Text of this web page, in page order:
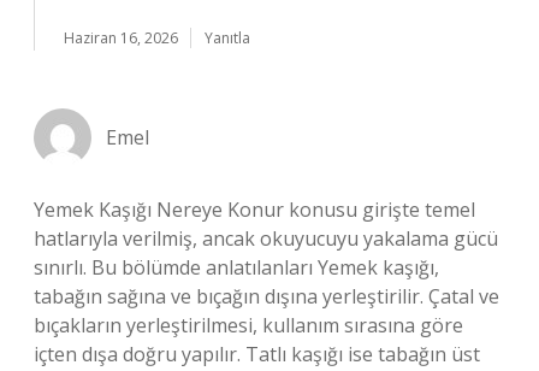
Haziran 16, 2026 Yanıtla
Emel
Yemek Kaşığı Nereye Konur konusu girişte temel
hatlarıyla verilmiş, ancak okuyucuyu yakalama gücü
sınırlı. Bu bölümde anlatılanları Yemek kaşığı,
tabağın sağına ve bıçağın dışına yerleştirilir. Çatal ve
bıçakların yerleştirilmesi, kullanım sırasına göre
içten dışa doğru yapılır. Tatlı kaşığı ise tabağın üst